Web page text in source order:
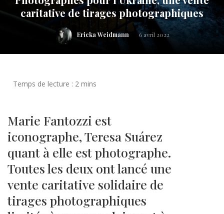
caritative de tirages photographiques
Ericka Weidmann 6 avril 2022
Marie Fantozzi est
iconographe, Teresa Suárez
quant à elle est photographe.
Toutes les deux ont lancé une
vente caritative solidaire de
tirages photographiques